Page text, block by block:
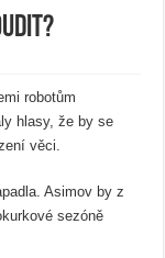
robotům
hlasy, že by se
věci.
Asimov by z
sezóně